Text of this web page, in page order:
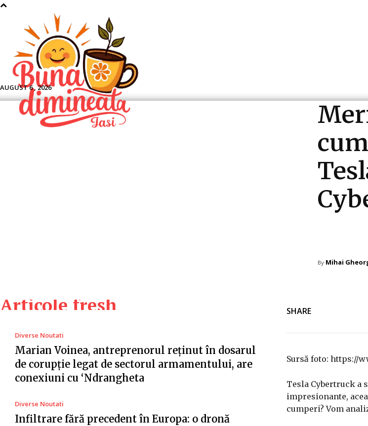
AUGUST 6 , 2026
By Mihai
Articole fresh
Diverse Noutati
Marian Voinea, antreprenorul reținut în dosarul
de corupție legat de sectorul armamentului, are
conexiuni cu ‘Ndrangheta
Diverse Noutati
Infiltrare fără precedent în Europa: o dronă
SHARE
Sursă foto: https://
Tesla Cybertruck a
impresionante,
cumperi? Vom